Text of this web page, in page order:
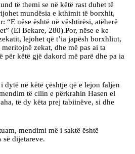
të themi se në këtë rast duhet të
mundësia e kthimit të borxhit,
“E nëse është në vështirësi, atëherë
(El Bekare, 280).Por, nëse e ke
lejohet që t’ia japësh borxhliut,
zekat, dhe më pas ai ta
për këtë gjë dakord më parë dhe pa ia
dytë në këtë çështje që e lejon faljen
të cilin e përkrahin Hasen el
të dy këta prej tabiinëve, si dhe
mendimi më i saktë është
së dijetareve.